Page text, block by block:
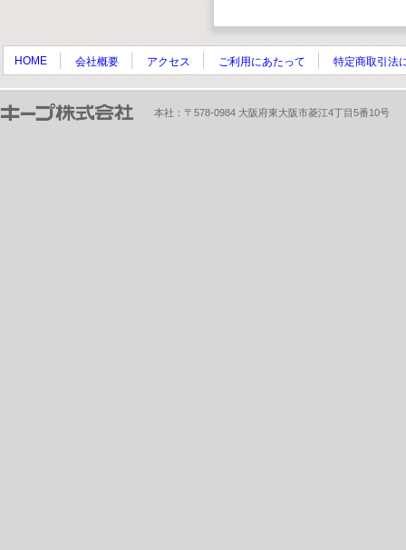
HOME 会社概要 アクセス ご利用にあたって 特定商取引法
本社：〒578-0984 大阪府東大阪市菱江4丁目5番10号